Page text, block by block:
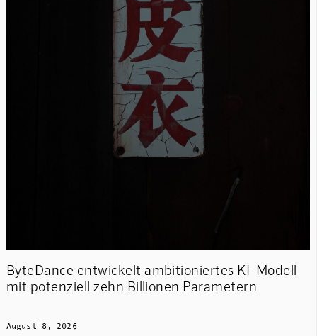
ByteDance entwickelt ambitioniertes KI-Modell
mit potenziell zehn Billionen Parametern
August 8, 2026